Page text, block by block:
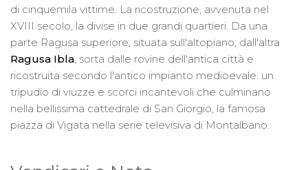
di cinquemila vittime. La ricostruzione, avvenuta nel
XVIII secolo, la divise in due grandi quartieri. Da una
parte Ragusa superiore, situata sull'altopiano; dall'altra
Ragusa Ibla , sorta dalle rovine dell'antica città e
ricostruita secondo l'antico impianto medioevale: un
tripudio di viuzze e scorci incantevoli che culminano
nella bellissima cattedrale di San Giorgio, la famosa
piazza di Vigata nella serie televisiva di Montalbano.